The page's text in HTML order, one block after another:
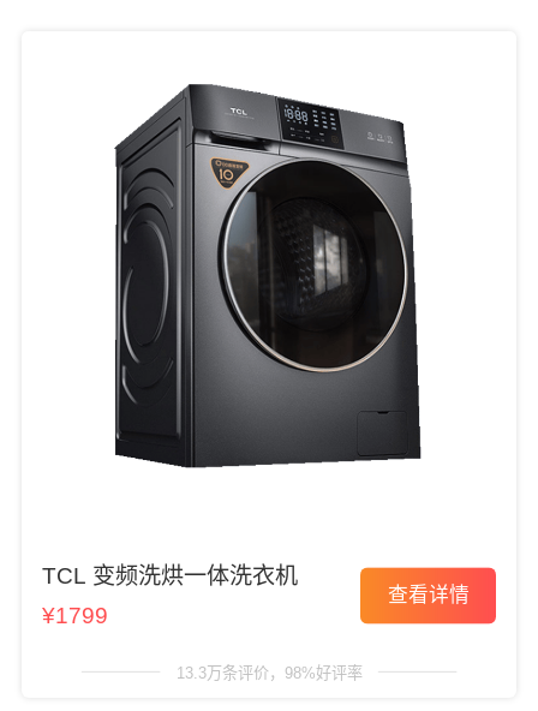
TCL 变频洗烘一体洗衣机
¥1799
查看详情
13.3万条评价，98%好评率